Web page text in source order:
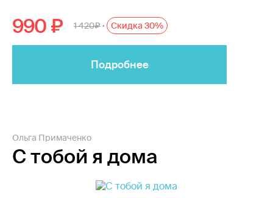
990 1 420 • Скидка 30%
Подробнее
Ольга Примаченко
С тобой я дома